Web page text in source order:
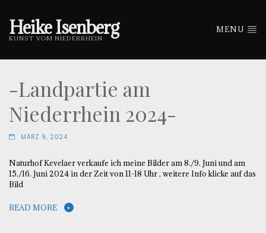
Heike Isenberg
KUNST VOM NIEDERRHEIN
MENU
-Landpartie am
Niederrhein 2024-
MÄRZ 9, 2024
Naturhof Kevelaer verkaufe ich meine Bilder am 8./9. Juni und am
15./16. Juni 2024 in der Zeit von 11-18 Uhr , weitere Info klicke auf das
Bild
READ MORE